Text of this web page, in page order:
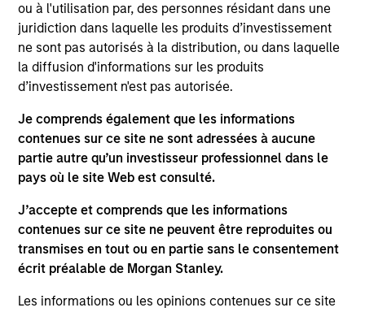
ou à l'utilisation par, des personnes résidant dans une
juridiction dans laquelle les produits d’investissement
ne sont pas autorisés à la distribution, ou dans laquelle
la diffusion d'informations sur les produits
d’investissement n'est pas autorisée.
Je comprends également que les informations
contenues sur ce site ne sont adressées à aucune
partie autre qu’un investisseur professionnel dans le
pays où le site Web est consulté.
J’accepte et comprends que les informations
contenues sur ce site ne peuvent être reproduites ou
transmises en tout ou en partie sans le consentement
écrit préalable de Morgan Stanley.
Les informations ou les opinions contenues sur ce site
Le fonds adopte une approche opportuniste et
axée « value » en recherchant des entreprises de
premier plan qui sont mal valorisées, n’ont pas la
faveur du marché ou sont mal comprises, et qui se
valeur intrinsèque. Nous privilégions les
entreprises présentant un rendement élevé sur le
capital investi, une discipline financière et un profil
reconnaît que des biais comportementaux sont
présents dans toutes les équipes de gestion. Elle a
ainsi développé une bibliothèque numérique
exclusive, appelée « Exercices de Portefeuille ».
Plutôt à contre-courant, ceux-ci sont orientés vers